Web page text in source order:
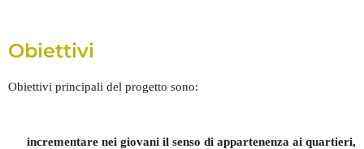
Obiettivi
Obiettivi principali del progetto sono:
incrementare nei giovani il senso di appartenenza ai quartieri,